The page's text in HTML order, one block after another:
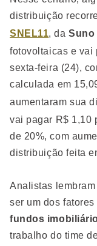
distribuição
SNEL11, daSuno
fotovoltaicas e vai
sexta-feira (24),
calculada em
aumentaram sua
vai pagar R$ 1,10
de 20%, com
distribuição feita
Analistas
ser um dos
fundos
trabalho do time